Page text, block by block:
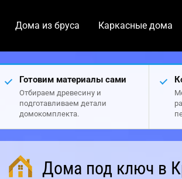
Дома из бруса Каркасные дома
Готовим материалы сами
Отбираем древесину и
подготавливаем детали
домокомплекта.
Дома под ключ в